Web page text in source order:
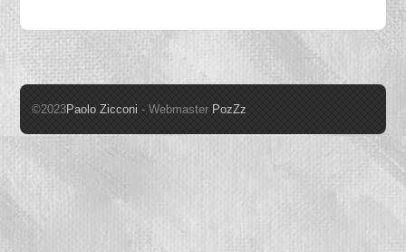
©2023Paolo Zicconi - Webmaster PozZz